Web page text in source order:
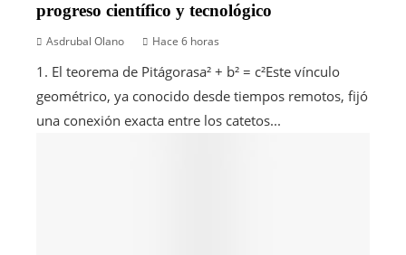
progreso científico y tecnológico
Asdrubal Olano Hace 6 horas
1. El teorema de Pitágorasa² + b² = c²Este vínculo
geométrico, ya conocido desde tiempos remotos, fijó
una conexión exacta entre los catetos...